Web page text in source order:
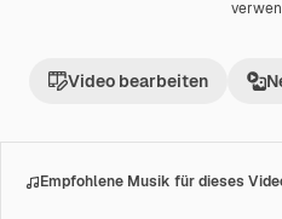
Video bearbeiten
Empfohlene Musik für dieses